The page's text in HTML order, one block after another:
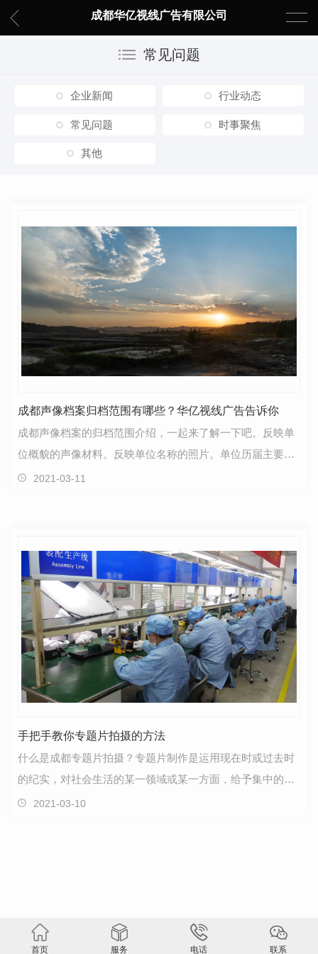
成都华亿视线广告有限公司
常见问题
企业新闻 行业动态
常见问题 时事聚焦
其他
成都声像档案归档范围有哪些？华亿视线广告告诉你
成都声像档案的归档范围介绍，一起来了解一下吧。反映单
位概貌的声像材料。反映单位名称的照片。单位历届主要领
导 人的照片。上级领 导机关授予单位或个人的奖状…
2021-03-11
手把手教你专题片拍摄的方法
什么是成都专题片拍摄？专题片制作是运用现在时或过去时
的纪实，对社会生活的某一领域或某一方面，给予集中的、
深入的报道，内容较为专一，形式多样，允许采用多种…
2021-03-10
首页 服务 电话 联系